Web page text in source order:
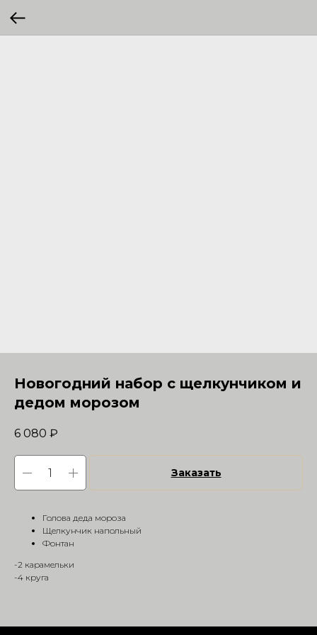
Новогодний набор с щелкунчиком и
дедом морозом
6 080 ₽
Заказать
Голова деда мороза
Щелкунчик напольный
Фонтан
-2 карамельки
-4 круга